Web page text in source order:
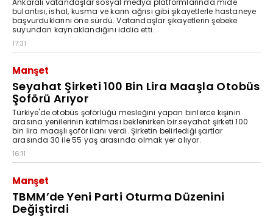
bulantısı, ishal, kusma ve karın ağrısı gibi şikayetlerle hastaneye
başvurduklarını öne sürdü. Vatandaşlar şikayetlerin şebeke
suyundan kaynaklandığını iddia etti.
17:31
Manşet
Seyahat Şirketi 100 Bin Lira Maaşla Otobüs
Şoförü Arıyor
Türkiye'de otobüs şoförlüğü mesleğini yapan binlerce kişinin
arasına yenilerinin katılması beklenirken bir seyahat şirketi 100
bin lira maaşlı şoför ilanı verdi. Şirketin belirlediği şartlar
arasında 30 ile 55 yaş arasında olmak yer alıyor.
16:11
Manşet
TBMM’de Yeni Parti Oturma Düzenini
Değiştirdi